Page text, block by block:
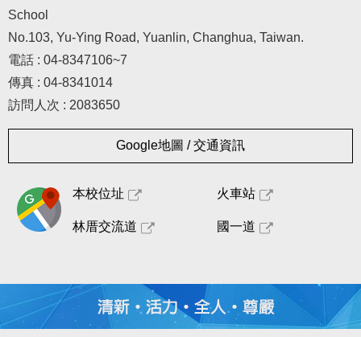
School
No.103, Yu-Ying Road, Yuanlin, Changhua, Taiwan.
電話 : 04-8347106~7
傳真 : 04-8341014
訪問人次 : 2083650
Google地圖 / 交通資訊
本校位址 火車站
林厝交流道 國一道